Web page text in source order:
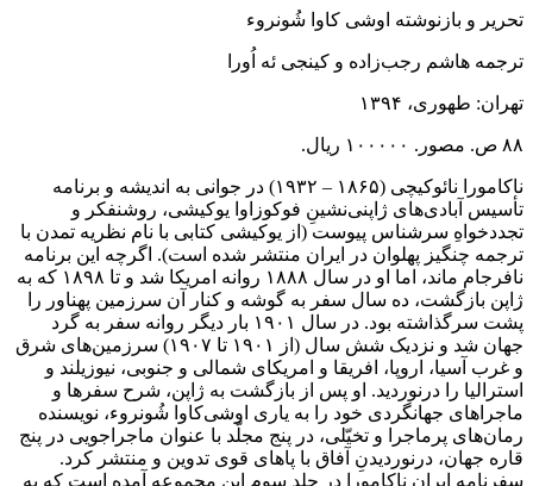
تحریر و بازنوشته اوشی کاوا شُونروء
ترجمه هاشم رجب‌زاده و کینجی ئه اُورا
تهران: طهوری، ۱۳۹۴
۸۸ ص. مصور. ۱۰۰۰۰۰ ریال.
ناکامورا نائوکیچی (۱۸۶۵ – ۱۹۳۲) در جوانی به اندیشه و برنامه
تأسیس آبادی‌های ژاپنی‌نشینِ فوکوزاوا یوکیشی، روشنفکر و
تجددخواهِ سرشناس پیوست (از یوکیشی کتابی با نام نظریه تمدن با
ترجمه چنگیز پهلوان در ایران منتشر شده است). اگرچه این برنامه
نافرجام ماند، اما او در سال ۱۸۸۸ روانه امریکا شد و تا ۱۸۹۸ که به
ژاپن بازگشت، ده سال سفر به گوشه و کنار آن سرزمین پهناور را
پشت سرگذاشته بود. در سال ۱۹۰۱ بار دیگر روانه سفر به گرد
جهان شد و نزدیک شش سال (از ۱۹۰۱ تا ۱۹۰۷) سرزمین‌های شرق
و غرب آسیا، اروپا، افریقا و امریکای شمالی و جنوبی، نیوزیلند و
استرالیا را درنوردید. او پس از بازگشت به ژاپن، شرح سفرها و
ماجراهای جهانگردی خود را به یاری اوشی‌کاوا شُونروء، نویسنده
رمان‌های پرماجرا و تخیّلی، در پنج مجلّد با عنوان ماجراجویی در پنج
قاره جهان، درنوردیدنِ آفاق با پاهای قوی تدوین و منتشر کرد.
سفرنامه ایرانِ ناکامورا در جلد سوم این مجموعه آمده است که به